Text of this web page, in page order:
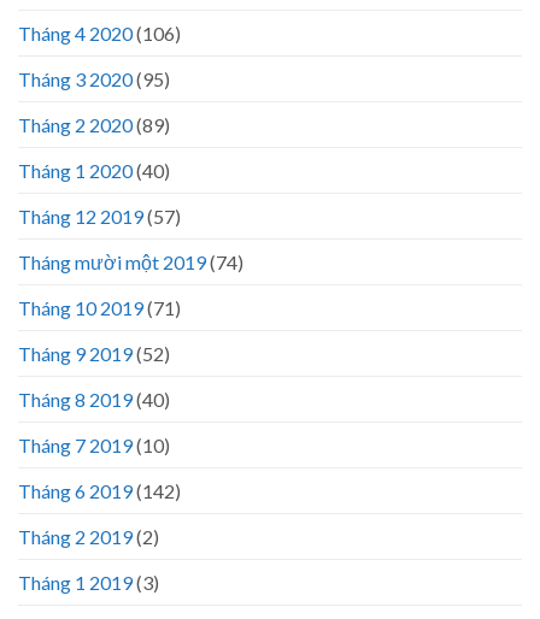
Tháng 4 2020(106)
Tháng 3 2020(95)
Tháng 2 2020(89)
Tháng 1 2020(40)
Tháng 12 2019(57)
Tháng mười một 2019(74)
Tháng 10 2019(71)
Tháng 9 2019(52)
Tháng 8 2019(40)
Tháng 7 2019(10)
Tháng 6 2019(142)
Tháng 2 2019(2)
Tháng 1 2019(3)